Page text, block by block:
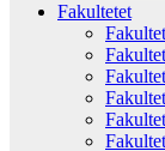
Fakultetet